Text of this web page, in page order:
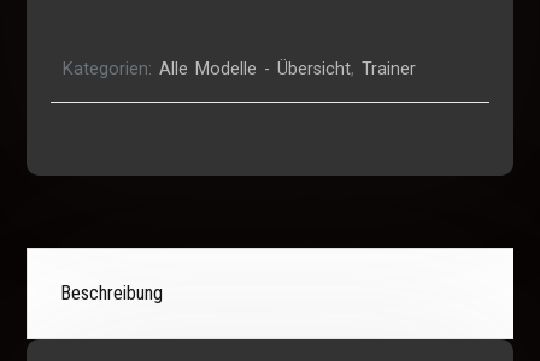
Kategorien:Alle Modelle - Übersicht,Trainer
Beschreibung